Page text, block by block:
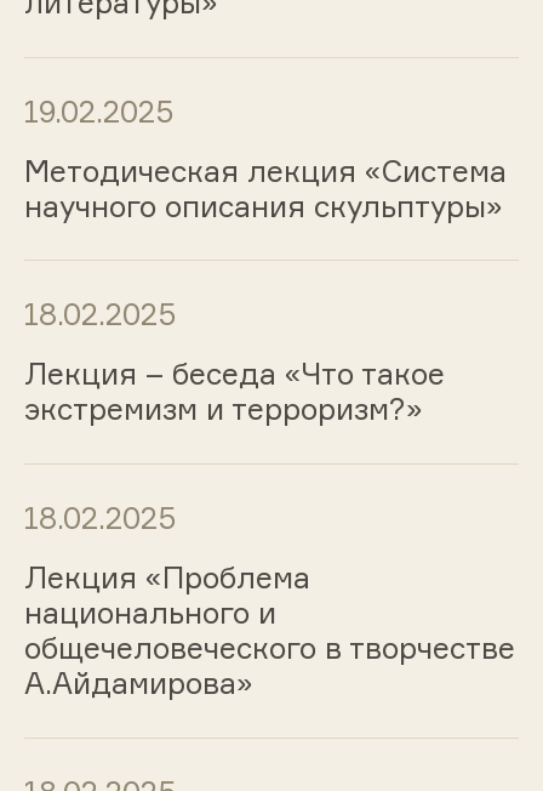
19.02.2025
Методическая лекция «Система
научного описания скульптуры»
18.02.2025
Лекция – беседа «Что такое
экстремизм и терроризм?»
18.02.2025
Лекция «Проблема
национального и
общечеловеческого в творчестве
А.Айдамирова»